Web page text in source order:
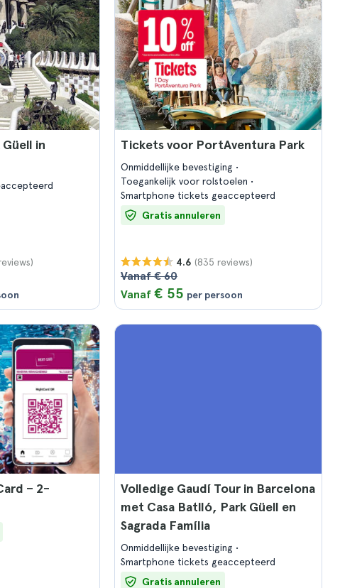
in
Tickets voor PortAventura Park
Onmiddellijke bevestiging
Toegankelijk voor rolstoelen
Smartphone tickets geaccepteerd
Gratis annuleren
4.6 (835 reviews)
Vanaf € 60
Vanaf € 55 per persoon
– 2-
Volledige Gaudí Tour in Barcelona
met Casa Batlló, Park Güell en
Sagrada Família
Onmiddellijke bevestiging
Smartphone tickets geaccepteerd
Gratis annuleren